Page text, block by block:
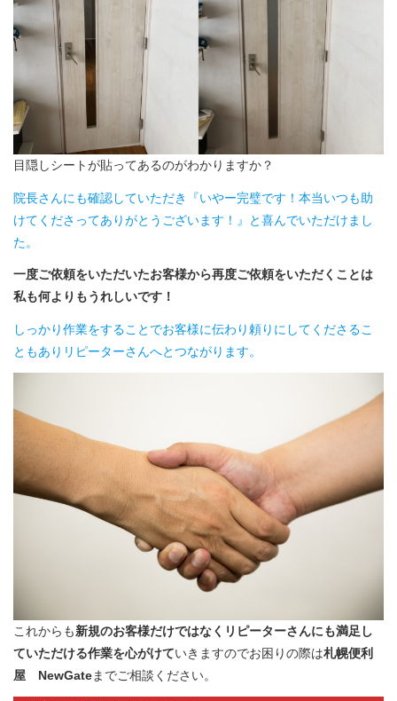
目隠しシートが貼ってあるのがわかりますか？
院長さんにも確認していただき『いやー完璧です！本当いつも助
けてくださってありがとうございます！』と喜んでいただけまし
た。
一度ご依頼をいただいたお客様から再度ご依頼をいただくことは
私も何よりもうれしいです！
しっかり作業をすることでお客様に伝わり頼りにしてくださるこ
ともありリピーターさんへとつながります。
これからも新規のお客様だけではなくリピーターさんにも満足し
ていただける作業を心がけていきますのでお困りの際は札幌便利
屋 NewGateまでご相談ください。